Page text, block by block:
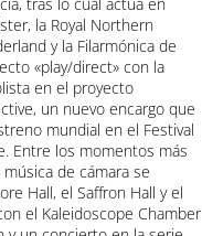
, tras lo cual actúa en
, la Royal Northern
y la Filarmónica de
«play/direct» con la
en el proyecto
, un nuevo encargo que
mundial en el Festival
. Entre los momentos más
de cámara se
Hall, el Saffron Hall y el
el Kaleidoscope Chamber